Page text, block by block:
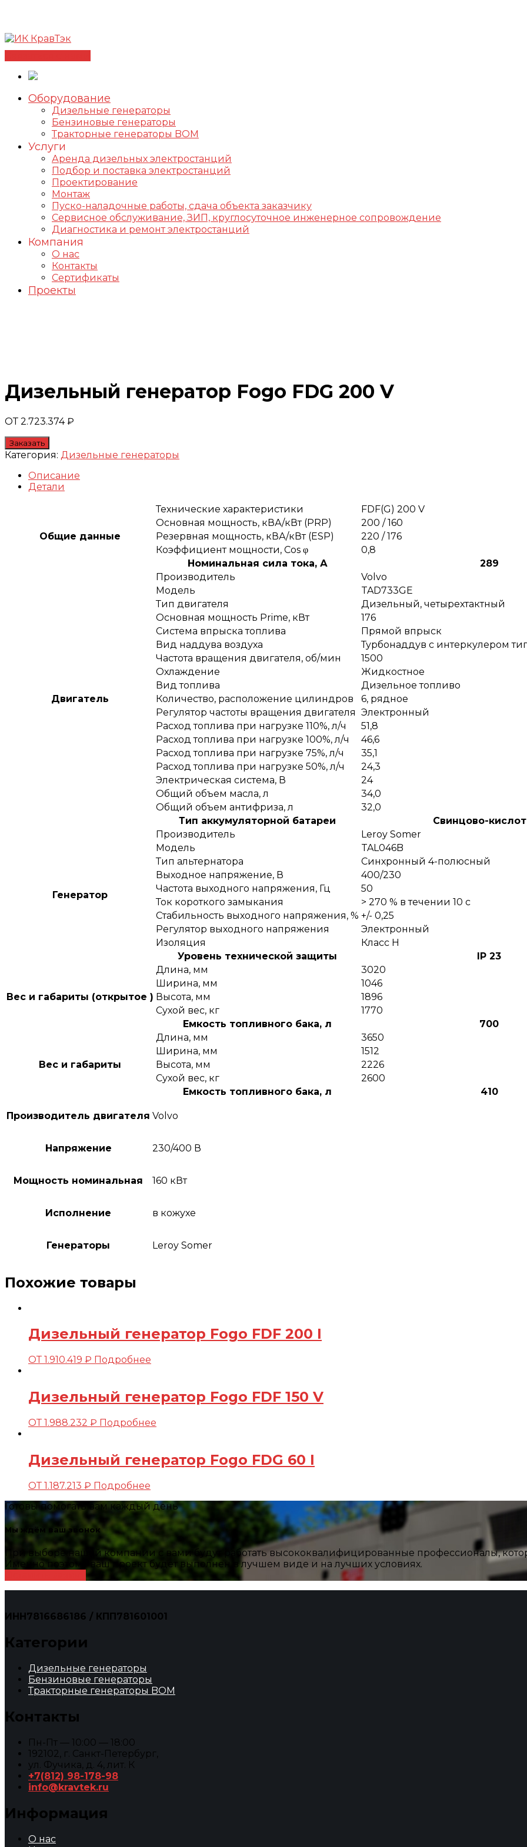
Оборудование
Дизельные генераторы
Бензиновые генераторы
Тракторные генераторы BOM
Услуги
Аренда дизельных электростанций
Подбор и поставка электростанций
Проектирование
Монтаж
Пуско-наладочные работы, сдача объекта заказчику
Сервисное обслуживание, ЗИП, круглосуточное инженерное сопровождение
Диагностика и ремонт электростанций
Компания
О нас
Контакты
Сертификаты
Проекты
Дизельный генератор Fogo FDG 200 V
ОТ 2.723.374₽
Заказать
Категория: Дизельные генераторы
Описание
Детали
Общие данные
Технические характеристики
FDF(G) 200 V
Основная мощность, кВА/кВт (PRP)
200 / 160
Резервная мощность, кВА/кВт (ESP)
220 / 176
Коэффициент мощности, Сos φ
0,8
Номинальная сила тока, А
289
Двигатель
Производитель
Volvo
Модель
TAD733GE
Тип двигателя
Дизельный, четырехтактный
Основная мощность Prime, кВт
176
Система впрыска топлива
Прямой впрыск
Вид наддува воздуха
Турбонаддув с интеркулером
Частота вращения двигателя, об/мин
1500
Охлаждение
Жидкостное
Вид топлива
Дизельное топливо
Количество, расположение цилиндров
6, рядное
Регулятор частоты вращения двигателя Электронный
Расход топлива при нагрузке 110%, л/ч
51,8
Расход топлива при нагрузке 100%, л/ч
46,6
Расход топлива при нагрузке 75%, л/ч
35,1
Расход топлива при нагрузке 50%, л/ч
24,3
Электрическая система, В
24
Общий объем масла, л
34,0
Общий объем антифриза, л
32,0
Тип аккумуляторной батареи
Cвинцово-
Генератор
Производитель
Leroy Somer
Модель
TAL046B
Тип альтернатора
Синхронный 4-полюсный
Выходное напряжение, В
400/230
Частота выходного напряжения, Гц
50
Ток короткого замыкания
> 270 % в течении 10 с
Стабильность выходного напряжения, % +/- 0,25
Регулятор выходного напряжения
Электронный
Изоляция
Класс Н
Уровень технической защиты
IP 23
Вес и габариты (открытое )
Длина, мм
3020
Ширина, мм
1046
Высота, мм
1896
Сухой вес, кг
1770
Емкость топливного бака, л
700
Вес и габариты
Длина, мм
3650
Ширина, мм
1512
Высота, мм
2226
Сухой вес, кг
2600
Емкость топливного бака, л
410
Производитель двигателя Volvo
Напряжение 230/400 В
Мощность номинальная 160 кВт
Исполнение в кожухе
Генераторы Leroy Somer
Похожие товары
Дизельный генератор Fogo FDF 200 I
ОТ 1.910.419 ₽ Подробнее
Дизельный генератор Fogo FDF 150 V
ОТ 1.988.232 ₽ Подробнее
Дизельный генератор Fogo FDG 60 I
ОТ 1.187.213 ₽ Подробнее
Готовы помогать вам каждый день
Мы ждём ваш звонок
При выборе нашей компании с вами будут работать высококвалифицированные профессионалы,
Именно поэтому ваш проект будет выполнен в лучшем виде и на лучших условиях.
ИНН7816686186 / КПП781601001
Категории
Дизельные генераторы
Бензиновые генераторы
Тракторные генераторы BOM
Контакты
Пн-Пт — 10:00 — 18:00
192102, г. Санкт-Петербург,
ул. Фучика, д. 4, лит. К
+7(812) 98-178-98
info@kravtek.ru
Информация
О нас